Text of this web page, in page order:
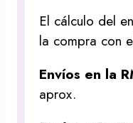
El cálculo del
la compra con
Envíos en la
aprox.